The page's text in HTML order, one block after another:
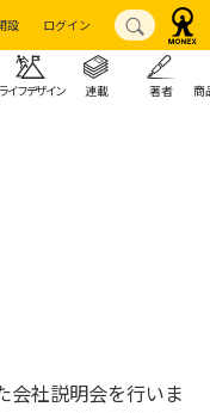
設 ログイン
ライフデザイン 連載 著者 商
会社説明会を行いま